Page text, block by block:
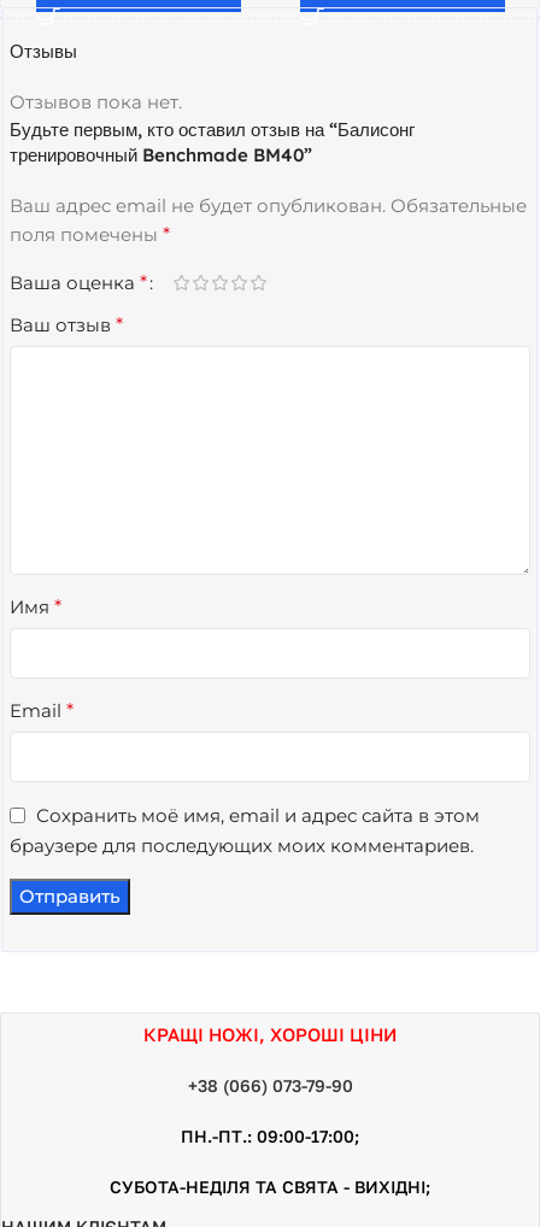
Отзывы
Отзывов пока нет.
Будьте первым, кто оставил отзыв на “Балисонг
тренировочный Benchmade BM40”
Ваш адрес email не будет опубликован. Обязательные
поля помечены *
Ваша оценка *
Ваш отзыв *
Имя *
Email *
Сохранить моё имя, email и адрес сайта в этом
браузере для последующих моих комментариев.
КРАЩІ НОЖІ, ХОРОШІ ЦІНИ
+38 (066) 073-79-90
ПН.-ПТ.: 09:00-17:00;
СУБОТА-НЕДІЛЯ ТА СВЯТА - ВИХІДНІ;